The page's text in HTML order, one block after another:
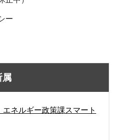
ー
属
ネルギー政策課スマート